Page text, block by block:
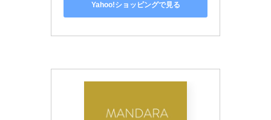
Yahoo!ショッピングで見る